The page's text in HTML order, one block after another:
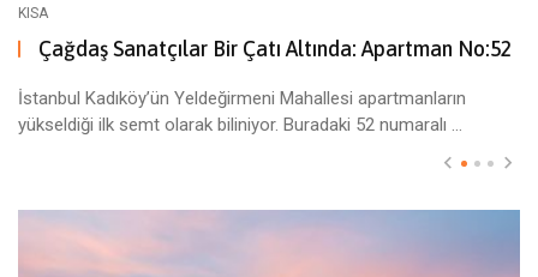
KISA
Çağdaş Sanatçılar Bir Çatı Altında: Apartman No:52
İstanbul Kadıköy’ün Yeldeğirmeni Mahallesi apartmanların
yükseldiği ilk semt olarak biliniyor. Buradaki 52 numaralı ...